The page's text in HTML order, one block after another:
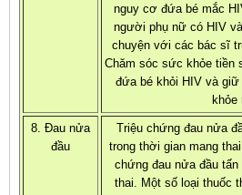
nguy cơ đứa bé mắc
người phụ nữ có HIV
chuyện với các bác sĩ
Chăm sóc sức khỏe tiền
đứa bé khỏi HIV và
khỏe
8. Đau nửa
đầu
Triệu chứng đau nửa
trong thời gian mang
chứng đau nửa đầu
thai. Một số loại thuốc